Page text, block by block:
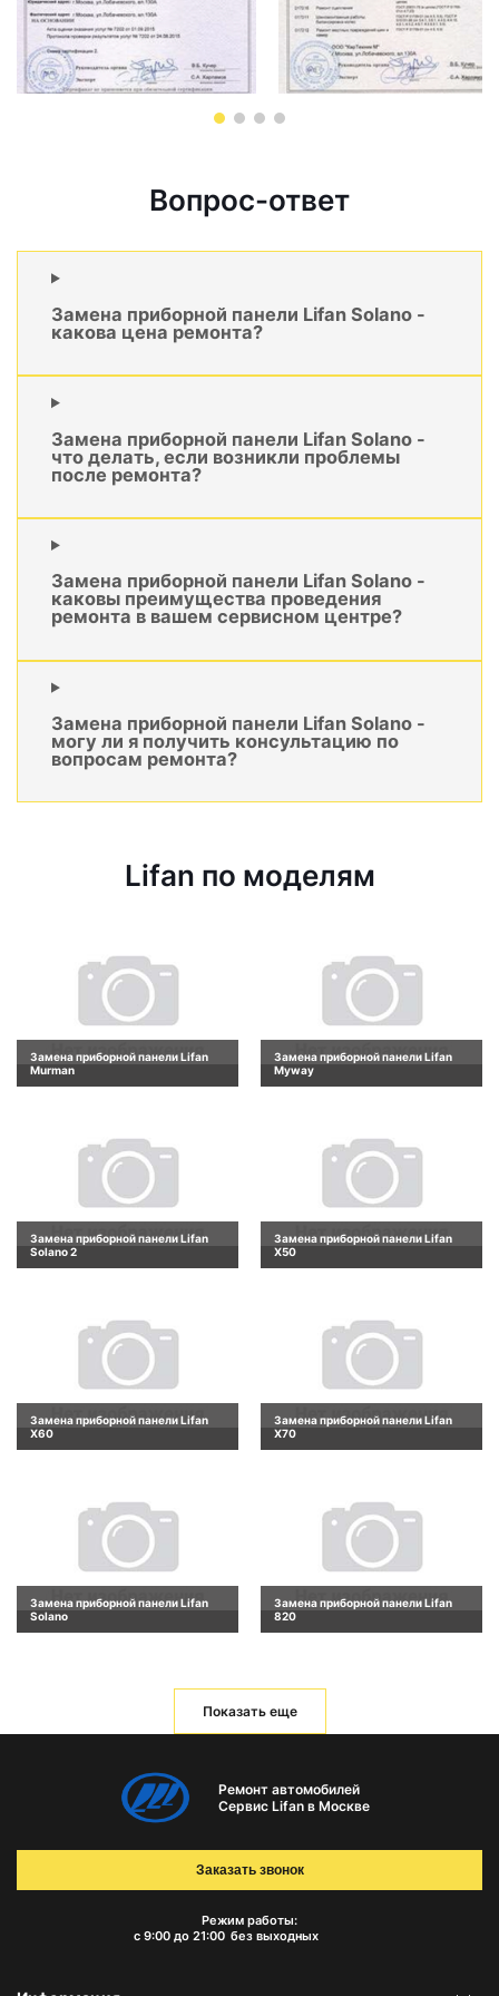
Вопрос-ответ
Замена приборной панели Lifan Solano -
какова цена ремонта?
Замена приборной панели Lifan Solano -
что делать, если возникли проблемы
после ремонта?
Замена приборной панели Lifan Solano -
каковы преимущества проведения
ремонта в вашем сервисном центре?
Замена приборной панели Lifan Solano -
могу ли я получить консультацию по
вопросам ремонта?
Lifan по моделям
Замена приборной панели Lifan
Murman
Замена приборной панели Lifan
Myway
Замена приборной панели Lifan
Solano 2
Замена приборной панели Lifan
X50
Замена приборной панели Lifan
X60
Замена приборной панели Lifan
X70
Замена приборной панели Lifan
Solano
Замена приборной панели Lifan
820
Показать еще
Ремонт автомобилей
Сервис Lifan в Москве
Режим работы:
с 9:00 до 21:00 без выходных
Заказать звонок